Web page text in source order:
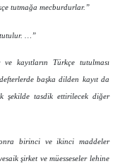
tutmağa mecburdurlar.”
tutulur. …”
kayıtların Türkçe tutulması
başka dilden kayıt da
şekilde tasdik ettirilecek diğer
birinci ve ikinci maddeler
şirket ve müesseseler lehine